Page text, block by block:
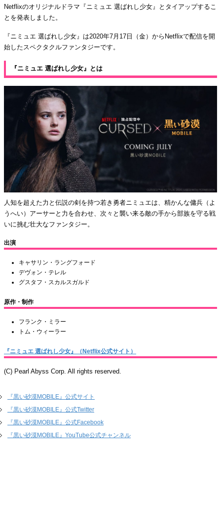
Netflixのオリジナルドラマ『ニミュエ 選ばれし少女』とタイアップするこ
とを発表しました。
『ニミュエ 選ばれし少女』は2020年7月17日（金）からNetflixで配信を開
始したスペクタクルファンタジーです。
『ニミュエ 選ばれし少女』とは
人知を超えた力と伝説の剣を持つ若き勇者ニミュエは、精かんな傭兵（よ
うへい）アーサーと力を合わせ、次々と襲い来る敵の手から部族を守る戦
いに挑む壮大なファンタジー。
出演
キャサリン・ラングフォード
デヴォン・テレル
グスタフ・スカルスガルド
原作・制作
フランク・ミラー
トム・ウィーラー
『ニミュエ 選ばれし少女』（Netflix公式サイト）
(C) Pearl Abyss Corp. All rights reserved.
『黒い砂漠MOBILE』公式サイト
『黒い砂漠MOBILE』公式Twitter
『黒い砂漠MOBILE』公式Facebook
『黒い砂漠MOBILE』YouTube公式チャンネル